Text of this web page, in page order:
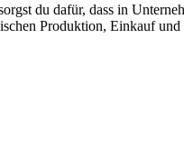
du dafür, dass in
Produktion, Einkauf